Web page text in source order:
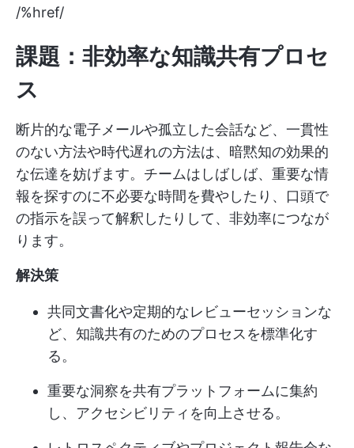
/%href/
課題：非効率な知識共有プロセ
ス
断片的な電子メールや孤立した会話など、一貫性
のない方法や時代遅れの方法は、暗黙知の効果的
な伝達を妨げます。チームはしばしば、重要な情
報を探すのに不必要な時間を費やしたり、口頭で
の指示を誤って解釈したりして、非効率につなが
ります。
解決策
共同文書化や定期的なレビューセッションな
ど、知識共有のためのプロセスを標準化す
る。
重要な洞察を共有プラットフォームに集約
し、アクセシビリティを向上させる。